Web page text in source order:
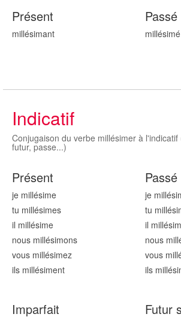
Présent
millésimant
Passé
millésimé
Indicatif
Conjugaison du verbe millésimer à
futur, passe...)
Présent
je millésime
tu millésimes
il millésime
nous millésimons
vous millésimez
ils millésiment
je
tu
il millésim
nous
vous
ils
Imparfait Futur